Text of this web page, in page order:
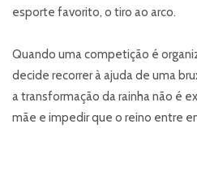
esporte favorito, o tiro ao arco.
Quando uma competição é
decide recorrer à ajuda de uma
a transformação da rainha não é
mãe e impedir que o reino entre